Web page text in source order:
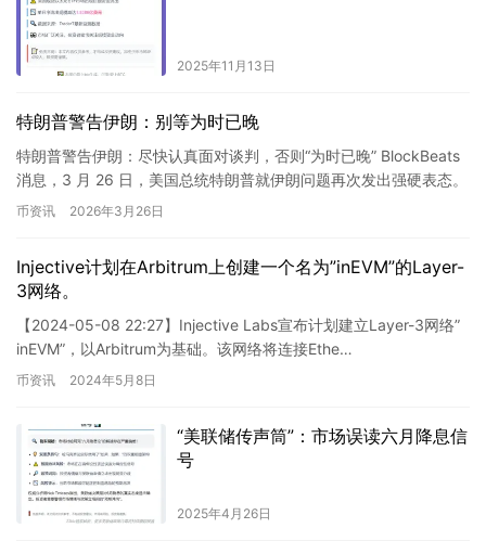
2025年11月13日
特朗普警告伊朗：别等为时已晚
特朗普警告伊朗：尽快认真面对谈判，否则“为时已晚” BlockBeats
消息，3 月 26 日，美国总统特朗普就伊朗问题再次发出强硬表态。
他表示，伊朗应该尽快认真起来，以免局势发…
币资讯 2026年3月26日
Injective计划在Arbitrum上创建一个名为”inEVM”的Layer-
3网络。
【2024-05-08 22:27】Injective Labs宣布计划建立Layer-3网络”
inEVM”，以Arbitrum为基础。该网络将连接Ethe…
币资讯 2024年5月8日
“美联储传声筒”：市场误读六月降息信
号
2025年4月26日